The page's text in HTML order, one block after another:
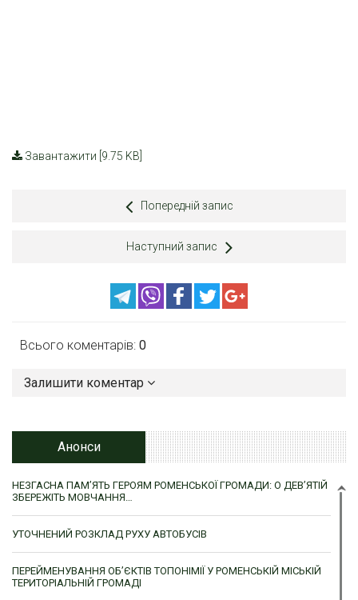
Завантажити [9.75 KB]
Попередній запис
Наступний запис
Всього коментарів: 0
Залишити коментар
Анонси
НЕЗГАСНА ПАМ’ЯТЬ ГЕРОЯМ РОМЕНСЬКОЇ ГРОМАДИ: О ДЕВ’ЯТІЙ
ЗБЕРЕЖІТЬ МОВЧАННЯ…
УТОЧНЕНИЙ РОЗКЛАД РУХУ АВТОБУСІВ
ПЕРЕЙМЕНУВАННЯ ОБ’ЄКТІВ ТОПОНІМІЇ У РОМЕНСЬКІЙ МІСЬКІЙ
ТЕРИТОРІАЛЬНІЙ ГРОМАДІ